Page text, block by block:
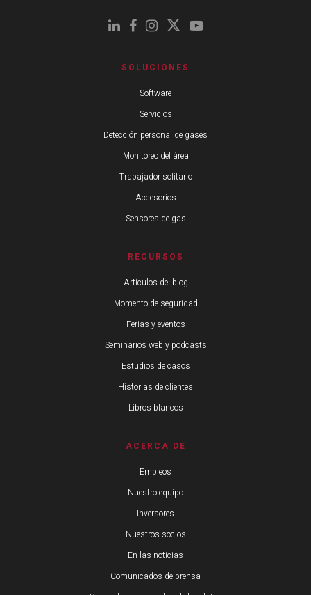
SOLUCIONES
Software
Servicios
Detección personal de gases
Monitoreo del área
Trabajador solitario
Accesorios
Sensores de gas
RECURSOS
Artículos del blog
Momento de seguridad
Ferias y eventos
Seminarios web y podcasts
Estudios de casos
Historias de clientes
Libros blancos
ACERCA DE
Empleos
Nuestro equipo
Inversores
Nuestros socios
En las noticias
Comunicados de prensa